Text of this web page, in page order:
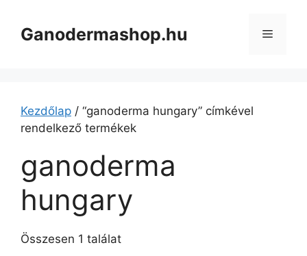
tartalomba
Ganodermashop.hu Menü
Kezdőlap / “ganoderma hungary” címkével
rendelkező termékek
ganoderma
hungary
Összesen 1 találat